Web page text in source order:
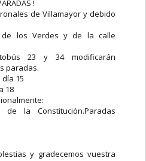
!
de Villamayor y debido
los Verdes y de la calle
23 y 34 modificarán
paradas.
15
18
la Constitución.Paradas
y gradecemos vuestra